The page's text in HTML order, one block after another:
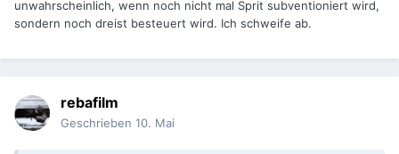
unwahrscheinlich, wenn noch nicht mal Sprit subventioniert wird,
sondern noch dreist besteuert wird. Ich schweife ab.
rebafilm
Geschrieben 10. Mai